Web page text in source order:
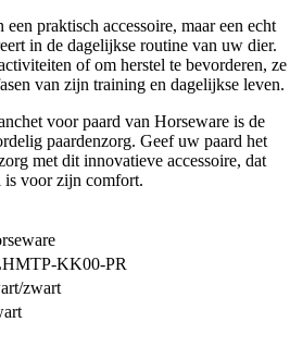
praktisch accessoire, maar een echt
in de dagelijkse routine van uw dier.
of om herstel te bevorderen, ze
van zijn training en dagelijkse leven.
voor paard van Horseware is de
paardenzorg. Geef uw paard het
met dit innovatieve accessoire, dat
is voor zijn comfort.
KK00-PR
zwart